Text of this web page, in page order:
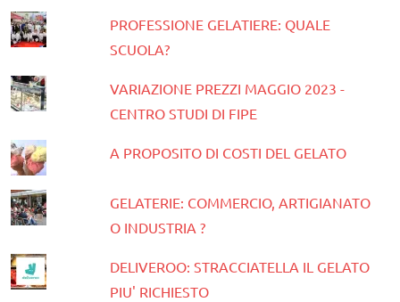
PROFESSIONE GELATIERE: QUALE
SCUOLA?
VARIAZIONE PREZZI MAGGIO 2023 -
CENTRO STUDI DI FIPE
A PROPOSITO DI COSTI DEL GELATO
GELATERIE: COMMERCIO, ARTIGIANATO
O INDUSTRIA ?
DELIVEROO: STRACCIATELLA IL GELATO
PIU' RICHIESTO